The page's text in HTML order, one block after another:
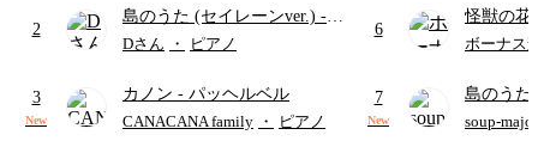
2
島のうた (セイレーンver.) -
セイレーン(CV.鈴木みのり)
ード・ペダル付き/『映画ちい
かわ 人魚の島のひみつ』よ
Dさん ・ ピアノ
3
New
カノン - パッヘルベル
CANACANA family ・ ピアノ
6
怪獣の
ードパー
ボーナス
7
New
島のうた
映画ちい
soup-majo